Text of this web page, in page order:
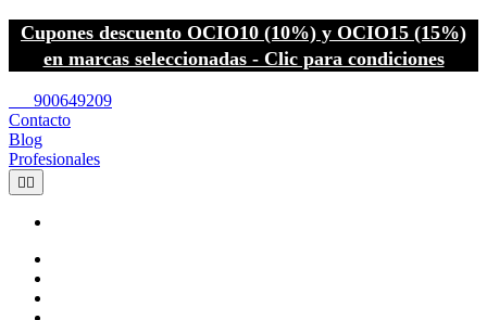
Cupones descuento OCIO10 (10%) y OCIO15 (15%)
en marcas seleccionadas - Clic para condiciones
900649209
Contacto
Blog
Profesionales
 